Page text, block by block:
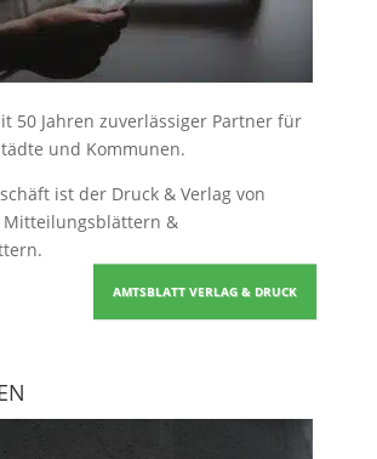
50 Jahren zuverlässiger Partner für
und Kommunen.
ist der Druck & Verlag von
&
.
AMTSBLATT VERLAG & DRUCK